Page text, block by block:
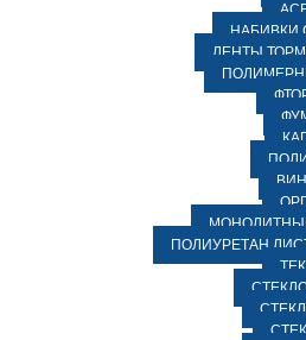
НАБИВКИ
ЛЕНТЫ
ПОЛИУРЕТАН